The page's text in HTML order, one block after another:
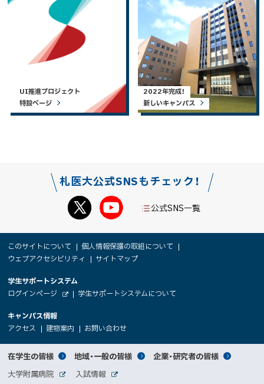
UI推進プロジェクト
特設ページ
2022年完成！
新しいキャンパス
札医大公式SNSもチェック！
公式SNS一覧
サ
ト
報
このサイトについて
個人情報保護の取組について
ウェブアクセシビリティ
サイトマップ
大
学
関
者
向
学生サポートシステム
ログインページ
イ
ト
（
新
ィ
ド
ウ
で
開
き
学生サポートシステムについて
キャンパス情報
アクセス
（
新
規
ウ
ィ
ン
ド
建物案内
（
新
規
ウ
ィ
ン
ド
お問い合わせ
規
ウ
ィ
サ
イ
対
象
在学生の皆様 地域・一般の皆様 企業・研究者の皆様
関
大学附属病院 入試情報